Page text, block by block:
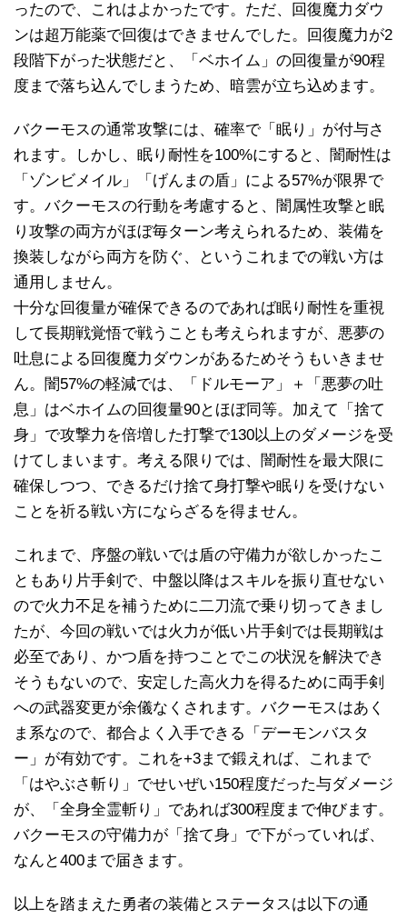
ったので、これはよかったです。ただ、回復魔力ダウ
ンは超万能薬で回復はできませんでした。回復魔力が2
段階下がった状態だと、「ベホイム」の回復量が90程
度まで落ち込んでしまうため、暗雲が立ち込めます。
バクーモスの通常攻撃には、確率で「眠り」が付与さ
れます。しかし、眠り耐性を100%にすると、闇耐性は
「ゾンビメイル」「げんまの盾」による57%が限界で
す。バクーモスの行動を考慮すると、闇属性攻撃と眠
り攻撃の両方がほぼ毎ターン考えられるため、装備を
換装しながら両方を防ぐ、というこれまでの戦い方は
通用しません。
十分な回復量が確保できるのであれば眠り耐性を重視
して長期戦覚悟で戦うことも考えられますが、悪夢の
吐息による回復魔力ダウンがあるためそうもいきませ
ん。闇57%の軽減では、「ドルモーア」＋「悪夢の吐
息」はベホイムの回復量90とほぼ同等。加えて「捨て
身」で攻撃力を倍増した打撃で130以上のダメージを受
けてしまいます。考える限りでは、闇耐性を最大限に
確保しつつ、できるだけ捨て身打撃や眠りを受けない
ことを祈る戦い方にならざるを得ません。
これまで、序盤の戦いでは盾の守備力が欲しかったこ
ともあり片手剣で、中盤以降はスキルを振り直せない
ので火力不足を補うために二刀流で乗り切ってきまし
たが、今回の戦いでは火力が低い片手剣では長期戦は
必至であり、かつ盾を持つことでこの状況を解決でき
そうもないので、安定した高火力を得るために両手剣
への武器変更が余儀なくされます。バクーモスはあく
ま系なので、都合よく入手できる「デーモンバスタ
ー」が有効です。これを+3まで鍛えれば、これまで
「はやぶさ斬り」でせいぜい150程度だった与ダメージ
が、「全身全霊斬り」であれば300程度まで伸びます。
バクーモスの守備力が「捨て身」で下がっていれば、
なんと400まで届きます。
以上を踏まえた勇者の装備とステータスは以下の通